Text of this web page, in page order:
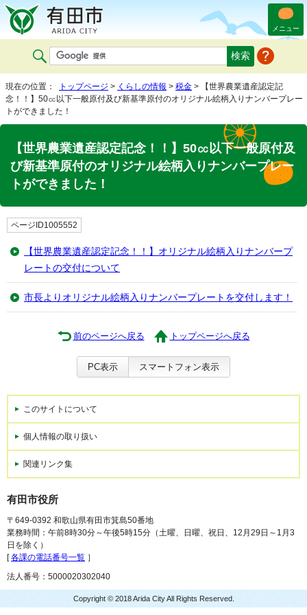
メニュー
現在の位置： トップページ > くらしの情報 > 税金 > 【世界農業遺産認定記
念！！】50㏄以下一般原付及び新基準原付のオリジナル絵柄入りナンバープレー
トができました！
【世界農業遺産認定記念！！】50㏄以下一般原付及
び新基準原付のオリジナル絵柄入りナンバープレー
トができました！
ページID1005552
【世界農業遺産認定記念！！】オリジナル絵柄入りナンバープ
レートの交付について
市長よりオリジナル絵柄入りナンバープレートを交付します！
前のページへ戻る トップページへ戻る
PC表示 スマートフォン表示
このサイトについて
個人情報の取り扱い
関連リンク集
有田市役所
〒649-0392 和歌山県有田市箕島50番地
業務時間：午前8時30分～午後5時15分（土曜、日曜、祝日、12月29日～1月3
日を除く）
[各課の電話番号一覧 ］
法人番号：5000020302040
Copyright © 2018 Arida City All Rights Reserved.